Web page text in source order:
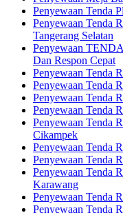
Penyewaan Tenda
Penyewaan Tenda
Tangerang Selatan
Penyewaan
Dan Respon Cepat
Penyewaan Tenda
Penyewaan Tenda
Penyewaan Tenda
Penyewaan Tenda
Penyewaan Tenda
Cikampek
Penyewaan Tenda
Penyewaan Tenda
Penyewaan Tenda
Karawang
Penyewaan Tenda
Penyewaan Tenda